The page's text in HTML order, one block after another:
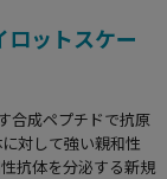
ロットスケー
合成ペプチドで抗原
対して強い親和性
抗体を分泌する新規